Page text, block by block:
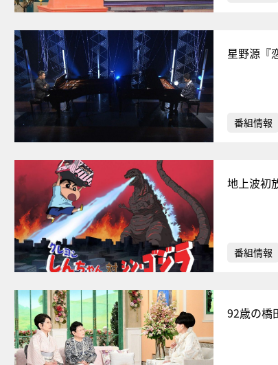
星野源『
番組情報
地上波初
番組情報
92歳の橋